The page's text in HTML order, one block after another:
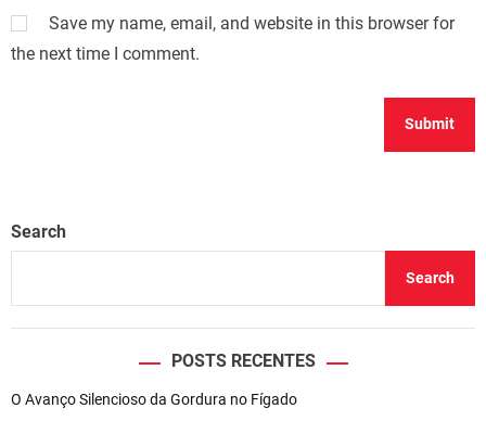
Save my name, email, and website in this browser for
the next time I comment.
Search
Search
POSTS RECENTES
O Avanço Silencioso da Gordura no Fígado